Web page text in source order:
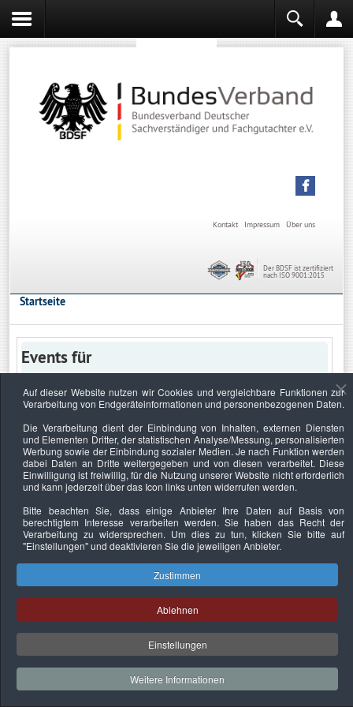
Über uns
Impressum
Kontakt
Der BDSF ist zertifiziert
nach ISO 9001:2015
Startseite
Events für
Keine Termine
Datenschutzerklärung Urheberrechtsnachweise Nachhaltigkeit
Copyright © 2026. Bundesverband Deutscher
Sachverständiger und Fachgutachter e.V..
Auf dieser Website nutzen wir Cookies und vergleichbare Funktionen zur
Verarbeitung von Endgeräteinformationen und personenbezogenen Daten.
Die Verarbeitung dient der Einbindung von Inhalten, externen Diensten
und Elementen Dritter, der statistischen Analyse/Messung, personalisierten
Werbung sowie der Einbindung sozialer Medien. Je nach Funktion werden
dabei Daten an Dritte weitergegeben und von diesen verarbeitet. Diese
Einwilligung ist freiwillig, für die Nutzung unserer Website nicht erforderlich
und kann jederzeit über das Icon links unten widerrufen werden.
Bitte beachten Sie, dass einige Anbieter Ihre Daten auf Basis von
berechtigtem Interesse verarbeiten werden. Sie haben das Recht der
Verarbeitung zu widersprechen. Um dies zu tun, klicken Sie bitte auf
"Einstellungen"und deaktivieren Sie die jeweiligen Anbieter.
Zustimmen
Ablehnen
Einstellungen
Weitere Informationen